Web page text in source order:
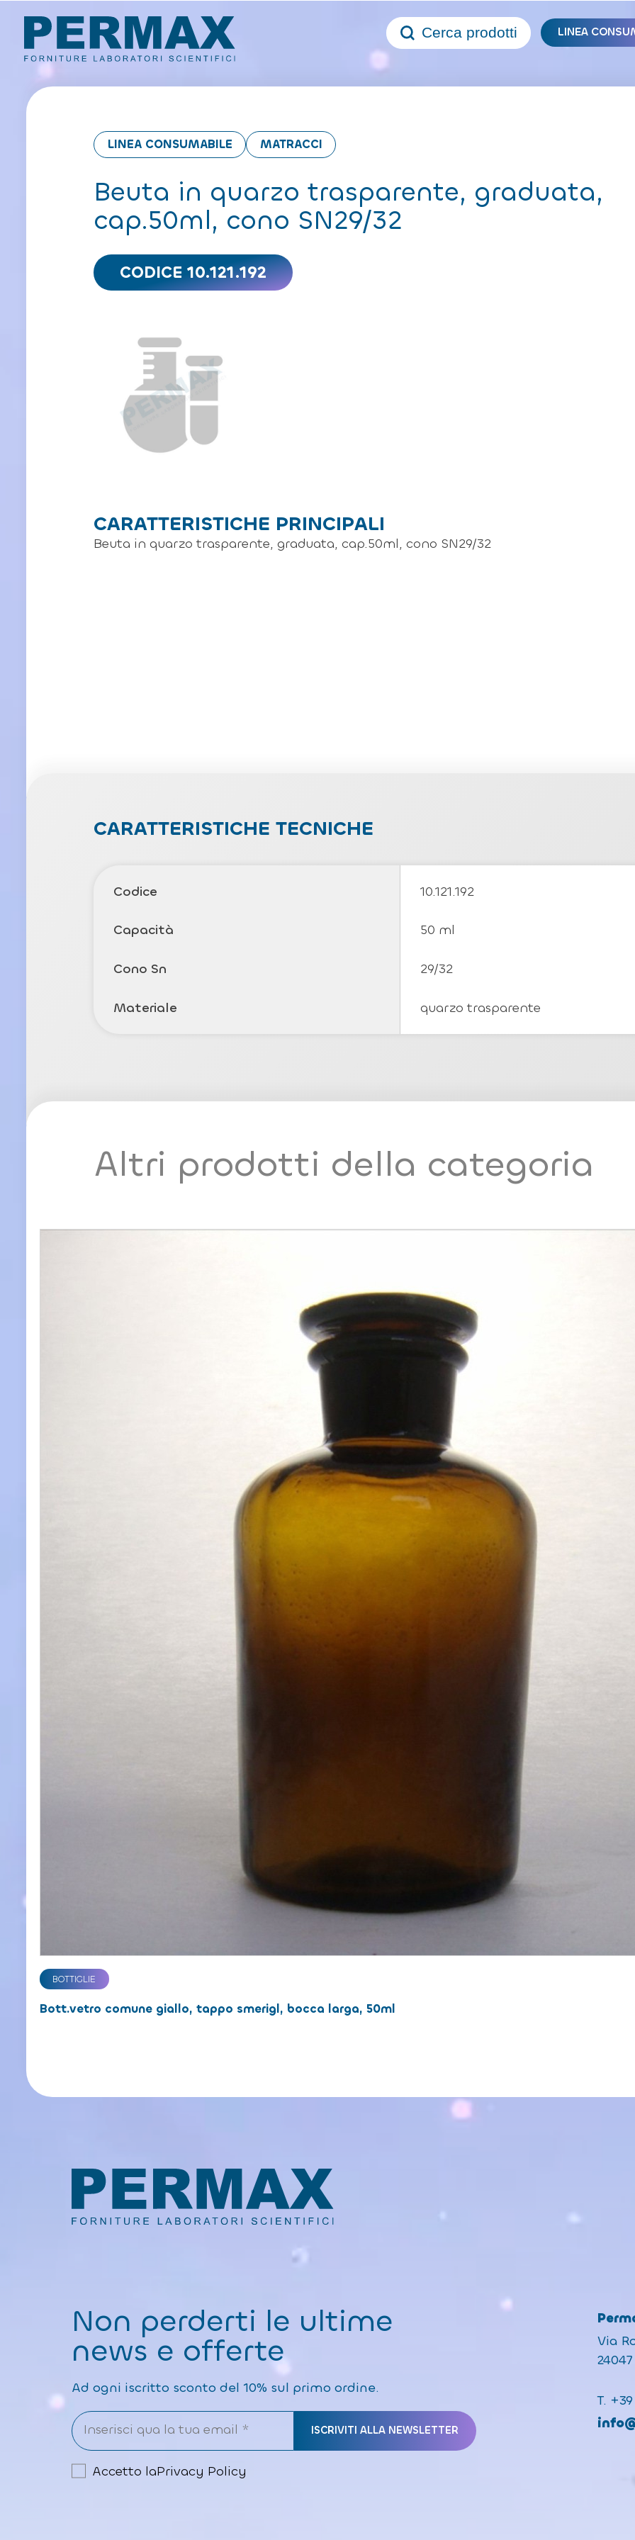
Cerca prodotti LINEA
LINEA CONSUMABILE MATRACCI
Beuta in quarzo trasparente, graduata,
cap.50ml, cono SN29/32
CODICE 10.121.192
CARATTERISTICHE PRINCIPALI
Beuta in quarzo trasparente, graduata, cap.50ml, cono SN29/32
CARATTERISTICHE TECNICHE
Codice 10.121.192
Capacità 50 ml
Cono Sn 29/32
Materiale quarzo trasparente
Altri prodotti della categoria
BOTTIGLIE
Bott.vetro comune giallo, tappo smerigl, bocca larga, 50ml
Non perderti le ultime
news e offerte
Ad ogni iscritto sconto del 10% sul primo ordine.
Accetto laPrivacy Policy
Via
T.